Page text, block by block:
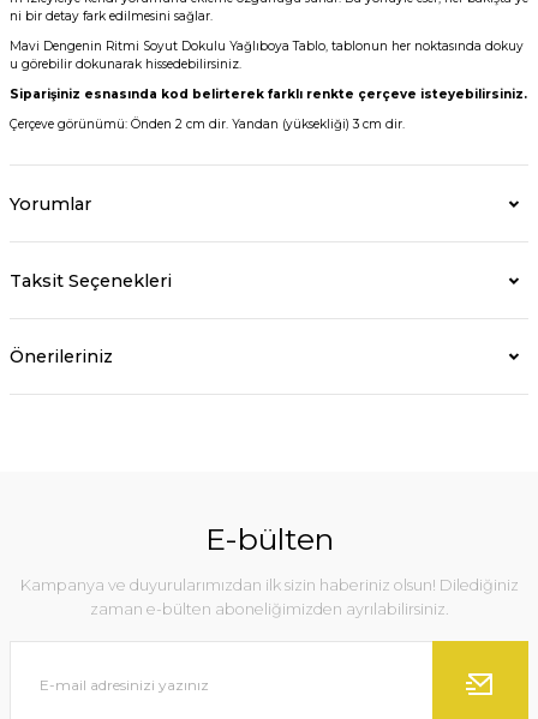
ni bir detay fark edilmesini sağlar.
Mavi Dengenin Ritmi Soyut Dokulu Yağlıboya Tablo, tablonun her noktasında dokuy
u görebilir dokunarak hissedebilirsiniz.
Siparişiniz esnasında kod belirterek farklı renkte çerçeve isteyebilirsiniz.
Çerçeve görünümü: Önden 2 cm dir. Yandan (yüksekliği) 3 cm dir.
Yorumlar
Taksit Seçenekleri
Önerileriniz
E-bülten
Kampanya ve duyurularımızdan ilk sizin haberiniz olsun! Dilediğiniz
zaman e-bülten aboneliğimizden ayrılabilirsiniz.